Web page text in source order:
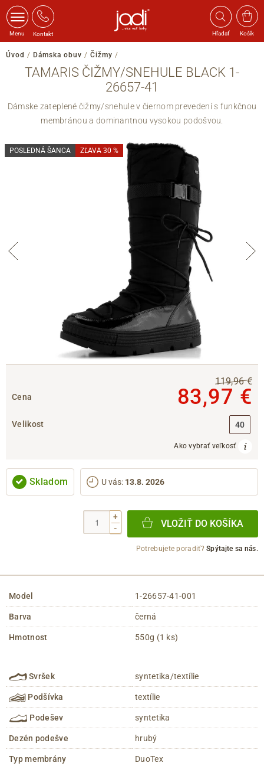
Menu Kontakt Hľadať Košík
Úvod / Dámska obuv / Čižmy /
TAMARIS ČIŽMY/SNEHULE BLACK 1-
26657-41
Dámske zateplené čižmy/snehule v čiernom prevedení s funkčnou
membránou a dominantnou vysokou podošvou.
POSLEDNÁ ŠANCA ZĽAVA 30 %
Cena
119,96 €
83,97 €
Velikost 40
Ako vybrať veľkosť
Skladom U vás: 13.8. 2026
+
-
VLOŽIŤ DO KOŠÍKA
Potrebujete poradiť?Spýtajte sa nás.
Model 1-26657-41-001
Barva černá
Hmotnost 550g (1 ks)
Svršek syntetika/textílie
Podšívka textílie
Podešev syntetika
Dezén podešve hrubý
Typ membrány DuoTex